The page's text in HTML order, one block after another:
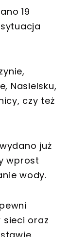
19
Nasielsku,
czy też
już
wprost
wody.
sieci oraz